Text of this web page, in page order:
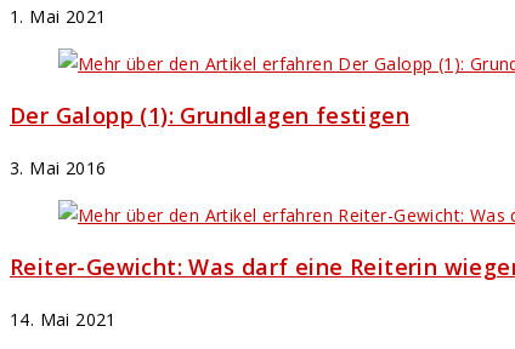
1. Mai 2021
Der Galopp (1): Grundlagen festigen
3. Mai 2016
Reiter-Gewicht: Was darf eine Reiterin
14. Mai 2021